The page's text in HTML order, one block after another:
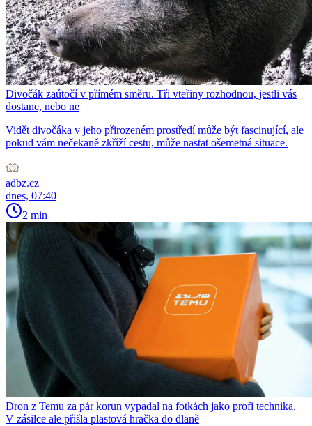
Divočák zaútočí v přímém směru. Tři vteřiny rozhodnou, jestli vás
dostane, nebo ne
Vidět divočáka v jeho přirozeném prostředí může být fascinující, ale
pokud vám nečekaně zkříží cestu, může nastat ošemetná situace.
adbz.cz
dnes, 07:40
2 min
Dron z Temu za pár korun vypadal na fotkách jako profi technika.
V zásilce ale přišla plastová hračka do dlaně